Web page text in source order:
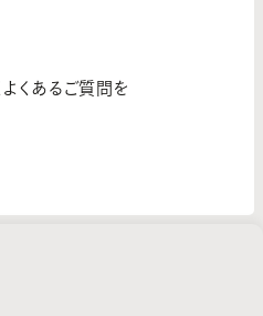
くあるご質問を